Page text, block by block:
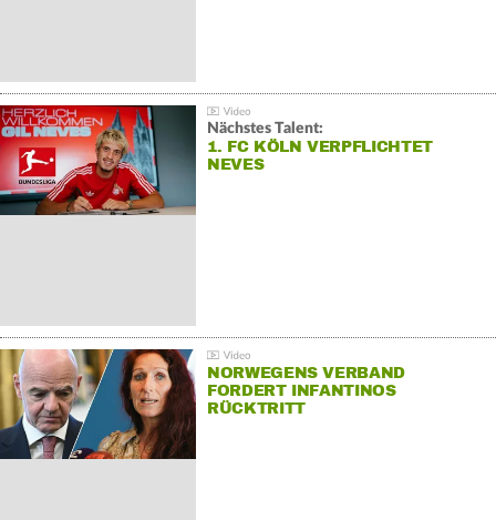
Nächstes Talent:
1. FC KÖLN VERPFLICHTET
NEVES
NORWEGENS VERBAND
FORDERT INFANTINOS
RÜCKTRITT